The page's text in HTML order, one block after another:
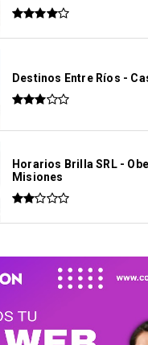
Destinos Entre Ríos -
Horarios Brilla SRL -
Misiones